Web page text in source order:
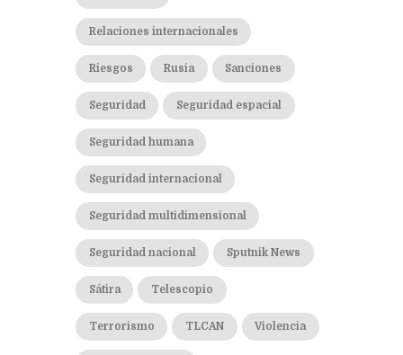
Relaciones internacionales
Riesgos Rusia Sanciones
Seguridad Seguridad espacial
Seguridad humana
Seguridad internacional
Seguridad multidimensional
Seguridad nacional Sputnik News
Sátira Telescopio
Terrorismo TLCAN Violencia